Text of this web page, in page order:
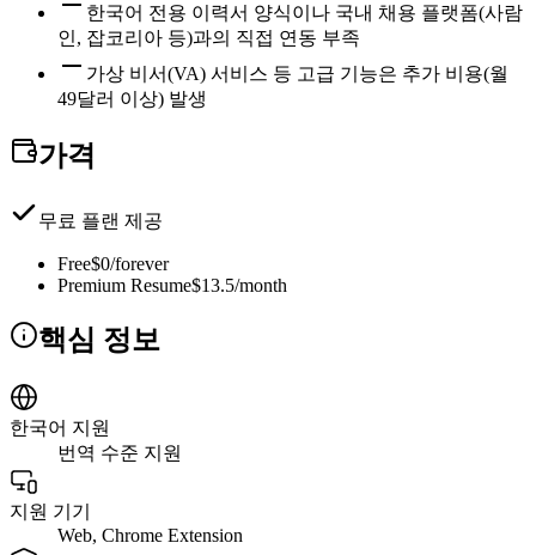
한국어 전용 이력서 양식이나 국내 채용 플랫폼(사람
인, 잡코리아 등)과의 직접 연동 부족
가상 비서(VA) 서비스 등 고급 기능은 추가 비용(월
49달러 이상) 발생
가격
무료 플랜 제공
Free$0/forever
Premium Resume$13.5/month
핵심 정보
한국어 지원
번역 수준 지원
지원 기기
Web, Chrome Extension